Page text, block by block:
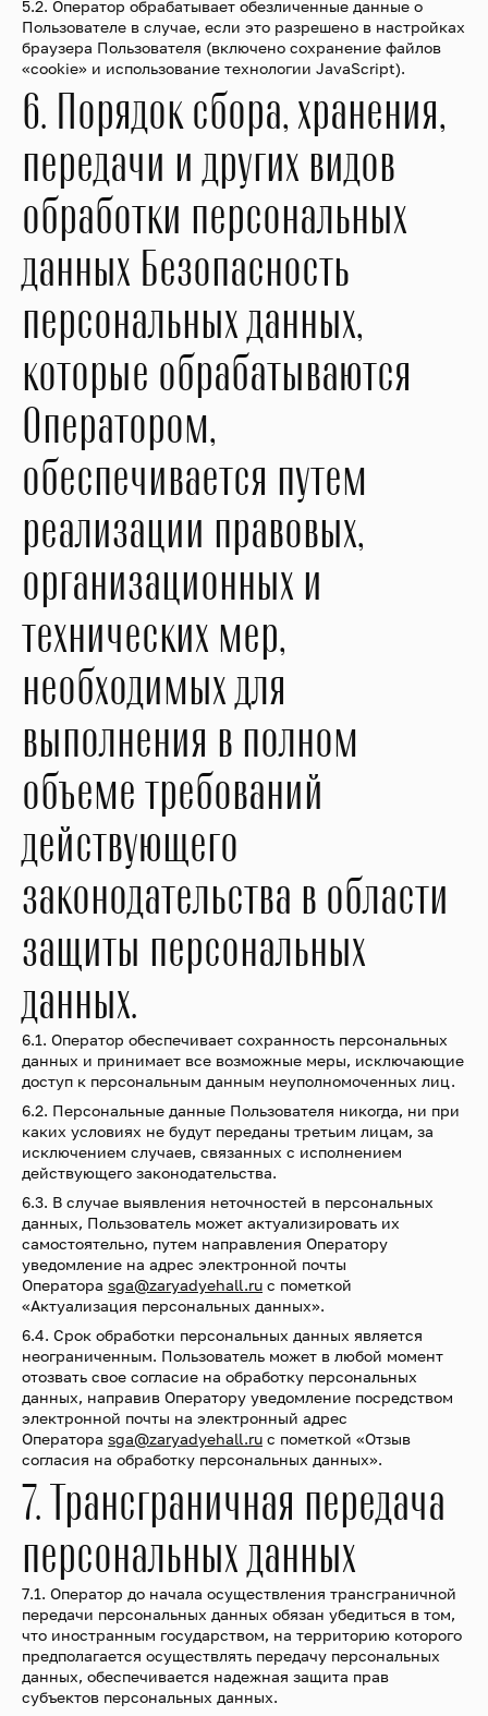
5.2. Оператор обрабатывает обезличенные данные о
Пользователе в случае, если это разрешено в настройках
браузера Пользователя (включено сохранение файлов
«cookie» и использование технологии JavaScript).
6. Порядок сбора, хранения,
передачи и других видов
обработки персональных
данных Безопасность
персональных данных,
которые обрабатываются
Оператором,
обеспечивается путем
реализации правовых,
организационных и
технических мер,
необходимых для
выполнения в полном
объеме требований
действующего
законодательства в области
защиты персональных
данных.
6.1. Оператор обеспечивает сохранность персональных
данных и принимает все возможные меры, исключающие
доступ к персональным данным неуполномоченных лиц.
6.2. Персональные данные Пользователя никогда, ни при
каких условиях не будут переданы третьим лицам, за
исключением случаев, связанных с исполнением
действующего законодательства.
6.3. В случае выявления неточностей в персональных
данных, Пользователь может актуализировать их
самостоятельно, путем направления Оператору
уведомление на адрес электронной почты
Оператора sga@zaryadyehall.ru с пометкой
«Актуализация персональных данных».
6.4. Срок обработки персональных данных является
неограниченным. Пользователь может в любой момент
отозвать свое согласие на обработку персональных
данных, направив Оператору уведомление посредством
электронной почты на электронный адрес
Оператора sga@zaryadyehall.ru с пометкой «Отзыв
согласия на обработку персональных данных».
7. Трансграничная передача
персональных данных
7.1. Оператор до начала осуществления трансграничной
передачи персональных данных обязан убедиться в том,
что иностранным государством, на территорию которого
предполагается осуществлять передачу персональных
данных, обеспечивается надежная защита прав
субъектов персональных данных.